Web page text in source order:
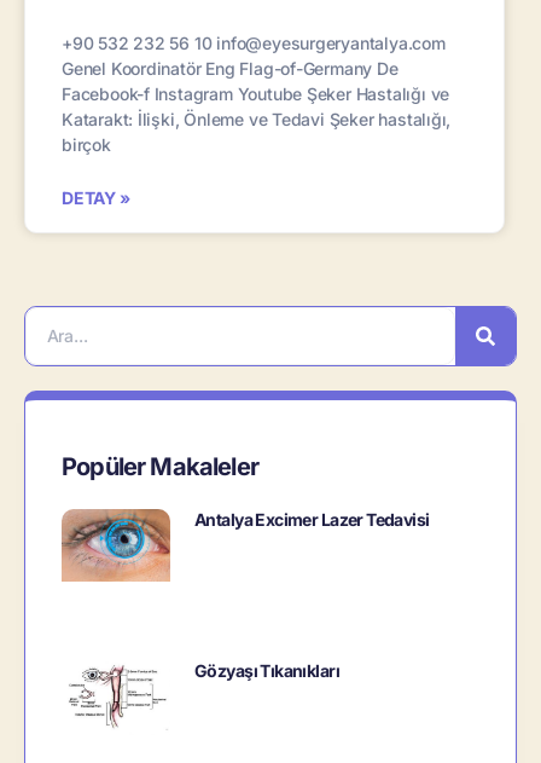
+90 532 232 56 10 info@eyesurgeryantalya.com
Genel Koordinatör Eng Flag-of-Germany De
Facebook-f Instagram Youtube Şeker Hastalığı ve
Katarakt: İlişki, Önleme ve Tedavi Şeker hastalığı,
birçok
DETAY »
Popüler Makaleler
Antalya Excimer Lazer Tedavisi
Gözyaşı Tıkanıkları